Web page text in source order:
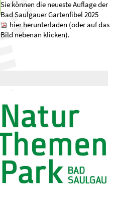
Sie können die neueste Auflage der
Bad Saulgauer Gartenfibel 2025
hierherunterladen (oder auf das
Bild nebenan klicken).